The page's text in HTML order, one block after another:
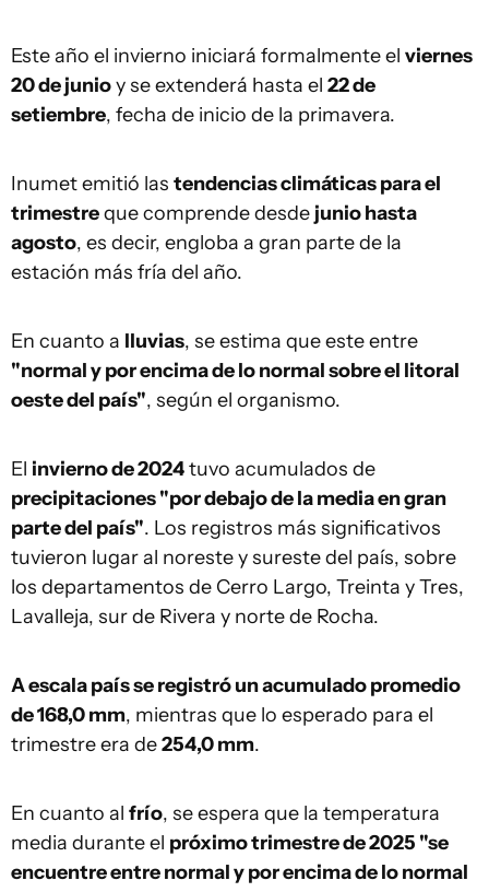
Este año el invierno iniciará formalmente el viernes
20 de junioy se extenderá hasta el 22 de
setiembre, fecha de inicio de la primavera.
Inumet emitió las tendencias climáticas para el
trimestreque comprende desde junio hasta
agosto, es decir, engloba a gran parte de la
estación más fría del año.
En cuanto a lluvias, se estima que este entre
"normal y por encima de lo normal sobre el litoral
oeste del país", según el organismo.
El invierno de 2024tuvo acumulados de
precipitaciones "por debajo de la media en gran
parte del país". Los registros más significativos
tuvieron lugar al noreste y sureste del país, sobre
los departamentos de Cerro Largo, Treinta y Tres,
Lavalleja, sur de Rivera y norte de Rocha.
A escala país se registró un acumulado promedio
de 168,0 mm, mientras que lo esperado para el
trimestre era de254,0 mm.
En cuanto al frío, se espera que la temperatura
media durante el próximo trimestre de 2025 "se
encuentre entre normal y por encima de lo normal